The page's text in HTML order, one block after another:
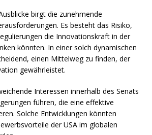
birgt die zunehmende
Es besteht das Risiko,
die Innovationskraft in der
könnten. In einer solch dynamischen
einen Mittelweg zu finden, der
gewährleistet.
Interessen innerhalb des Senats
führen, die eine effektive
Solche Entwicklungen könnten
der USA im globalen